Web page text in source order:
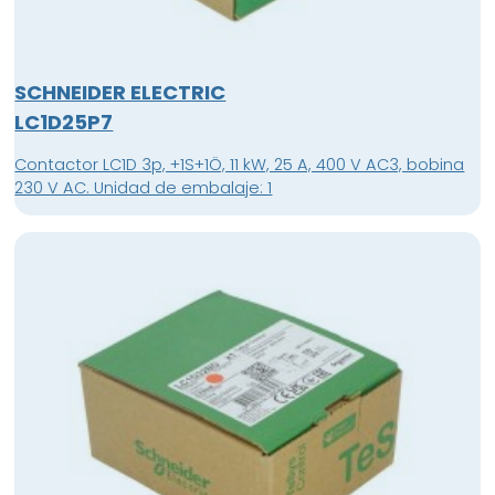
SCHNEIDER ELECTRIC
LC1D25P7
Contactor LC1D 3p, +1S+1Ö, 11 kW, 25 A, 400 V AC3, bobina
230 V AC. Unidad de embalaje: 1